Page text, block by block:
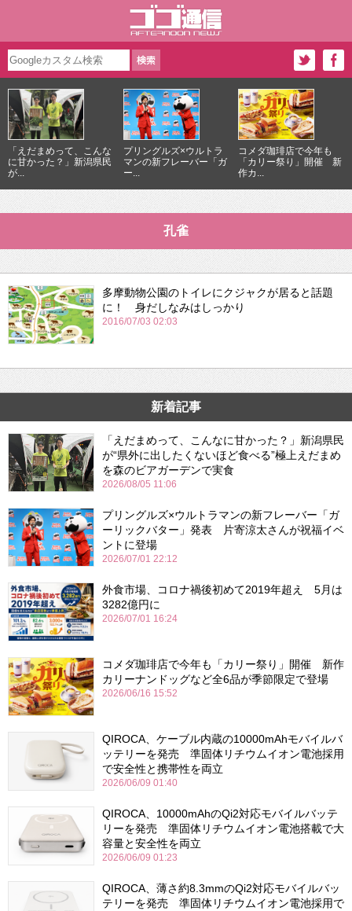
「えだまめって、こんな
に甘かった？」新潟県民
が...
プリングルズ×ウルトラ
マンの新フレーバー「ガ
ー...
コメダ珈琲店で今年も
「カリー祭り」開催 新
作カ...
孔雀
多摩動物公園のトイレにクジャクが居ると話題
に！ 身だしなみはしっかり
2016/07/03 02:03
新着記事
「えだまめって、こんなに甘かった？」新潟県民
が“県外に出したくないほど食べる”極上えだまめ
を森のビアガーデンで実食
2026/08/05 11:06
プリングルズ×ウルトラマンの新フレーバー「ガ
ーリックバター」発表 片寄涼太さんが祝福イベ
ントに登場
2026/07/01 22:12
外食市場、コロナ禍後初めて2019年超え 5月は
3282億円に
2026/07/01 16:24
コメダ珈琲店で今年も「カリー祭り」開催 新作
カリーナンドッグなど全6品が季節限定で登場
2026/06/16 15:52
QIROCA、ケーブル内蔵の10000mAhモバイルバ
ッテリーを発売 準固体リチウムイオン電池採用
で安全性と携帯性を両立
2026/06/09 01:40
QIROCA、10000mAhのQi2対応モバイルバッテ
リーを発売 準固体リチウムイオン電池搭載で大
容量と安全性を両立
2026/06/09 01:23
QIROCA、薄さ約8.3mmのQi2対応モバイルバッ
テリーを発売 準固体リチウムイオン電池採用で